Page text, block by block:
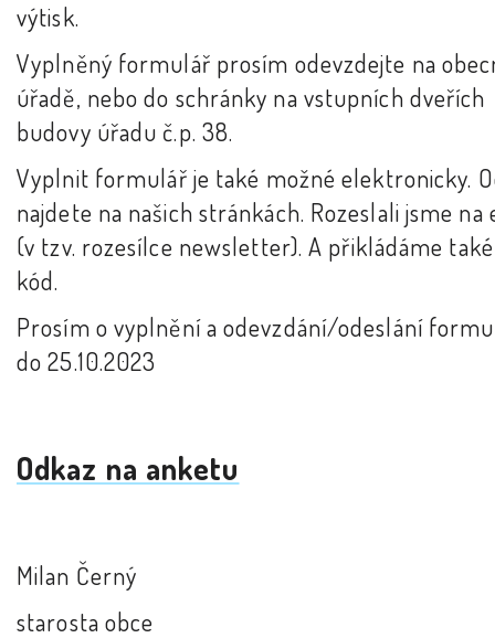
výtisk.
Vyplněný formulář prosím odevzdejte na
úřadě, nebo do schránky na vstupních dveřích
budovy úřadu č.p. 38.
Vyplnit formulář je také možné elektronicky.
najdete na našich stránkách. Rozeslali jsme
(v tzv. rozesílce newsletter). A přikládáme také
kód.
Prosím o vyplnění a odevzdání/odeslání
do 25.10.2023
Odkaz na anketu
Milan Černý
starosta obce